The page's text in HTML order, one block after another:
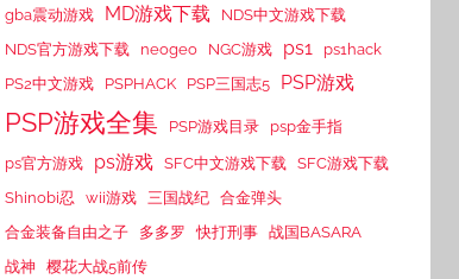
gba震动游戏
MD游戏下载
NDS中文游戏下载
NDS官方游戏下载
neogeo NGC游戏 ps1
ps1hack
PS2中文游戏
PSPHACK PSP三国志5 PSP游戏
PSP游戏全集 PSP游戏目录
psp金手指
ps官方游戏
ps游戏 SFC中文游戏下载 SFC游戏下载
Shinobi忍
wii游戏 三国战纪 合金弹头
合金装备自由之子
多多罗 快打刑事 战国BASARA
战神
樱花大战5前传